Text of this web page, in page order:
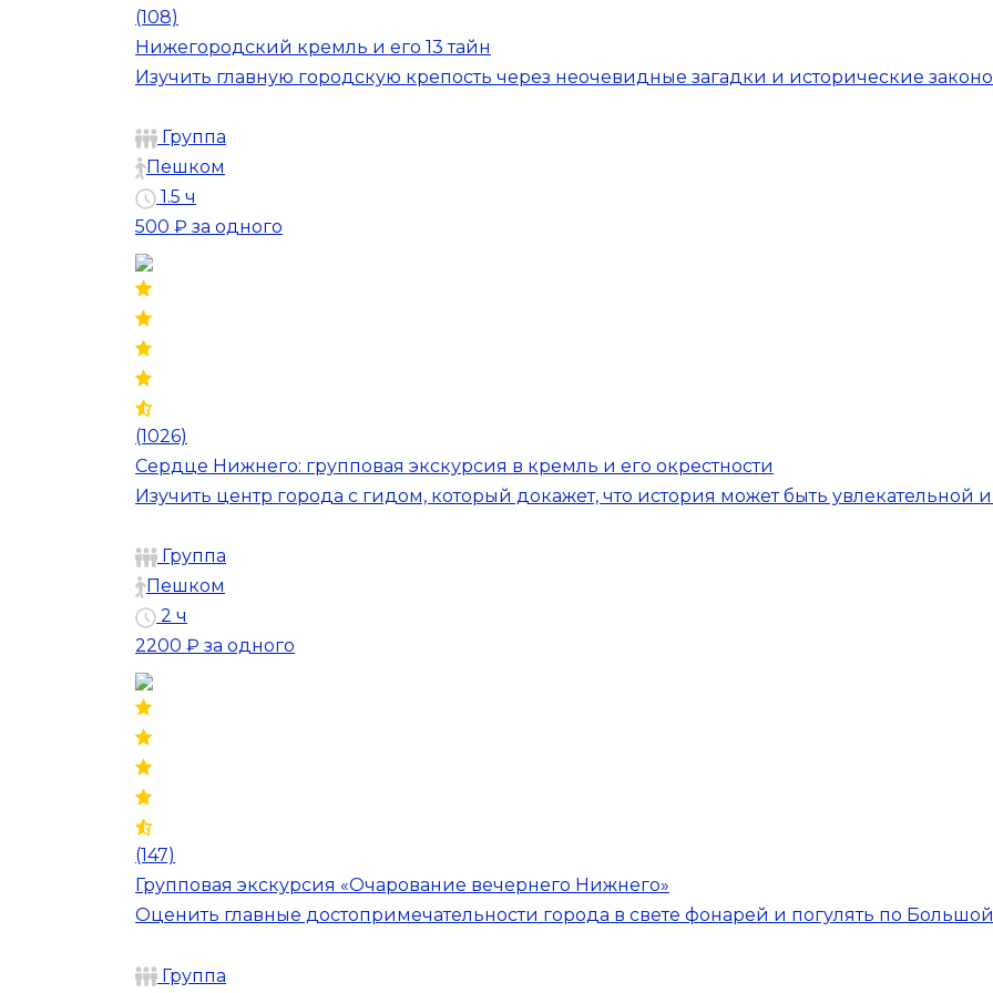
(108)
Нижегородский кремль и его 13 тайн
Изучить главную городскую крепость через неочевидные загадки и исторические
Группа
Пешком
1.5 ч
500 ₽ за одного
(1026)
Сердце Нижнего: групповая экскурсия в кремль и его окрестности
Изучить центр города с гидом, который докажет, что история может быть увлекательной
Группа
Пешком
2 ч
2200 ₽ за одного
(147)
Групповая экскурсия «Очарование вечернего Нижнего»
Оценить главные достопримечательности города в свете фонарей и погулять по
Группа